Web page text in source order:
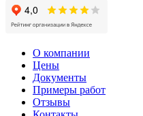
О компании
Цены
Документы
Примеры работ
Отзывы